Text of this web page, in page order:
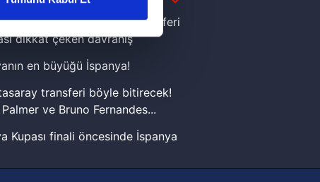
gösterilmeyecektir."
kullanılmaktadır. Bu
sunulması
ve sizlere yönelik
detaylı bilgi için Ayarlar
Yamal'dan Dünya Kupası zaferi
dikkat çeken davranış
en büyüğü İspanya!
transferi böyle bitirecek!
ve Bruno Fernandes...
Kupası finali öncesinde İspanya